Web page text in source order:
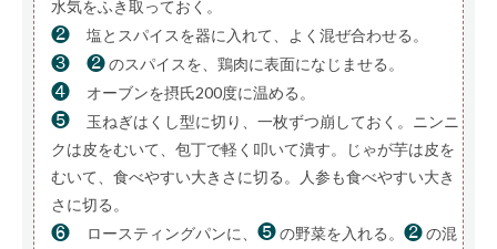
水気をふき取っておく。
❷ 塩とスパイスを器に入れて、よく混ぜ合わせる。
❸ ❷のスパイスを、鶏肉に表面になじませる。
❹ オーブンを摂氏200度に温める。
❺
玉ねぎはくし型に切り、一枚ずつ崩しておく。ニンニ
クは皮をむいて、包丁で軽く叩いて潰す。じゃが芋は皮を
むいて、食べやすい大きさに切る。人参も食べやすい大き
さに切る。
❻ ロースティングパンに、 ❺の野菜を入れる。 ❷の混